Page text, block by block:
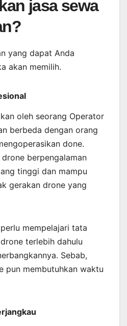
jasa sewa
yang dapat Anda
akan memilih.
oleh seorang Operator
berbeda dengan orang
done.
berpengalaman
tinggi dan mampu
gerakan drone yang
mempelajari tata
terlebih dahulu
Sebab,
pun membutuhkan waktu